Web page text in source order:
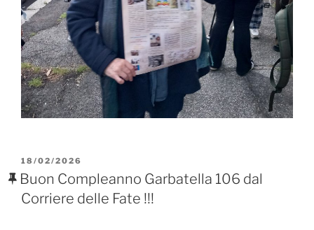
PUBBLICATO
IL
18/02/2026
Buon Compleanno Garbatella 106 dal
Corriere delle Fate !!!